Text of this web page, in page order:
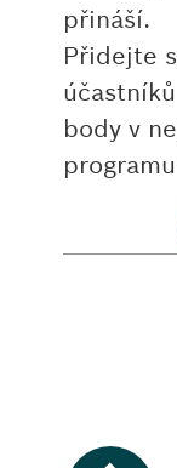
přináší.
Přidejte
body v